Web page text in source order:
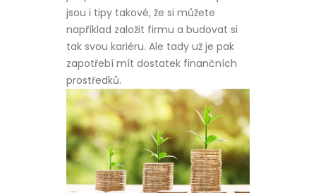
jsou i tipy takové, že si můžete
například založit firmu a budovat si
tak svou kariéru. Ale tady už je pak
zapotřebí mít dostatek finančních
prostředků.